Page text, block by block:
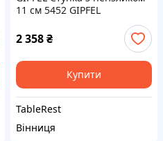
11 см 5452 GIPFEL
2 358₴
Купити
TableRest
Вінниця